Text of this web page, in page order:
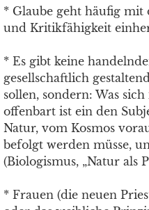
* Glaube geht häufig mit
und Kritikfähigkeit
* Es gibt keine
gesellschaftlich
sollen, sondern: Was
offenbart ist ein den
Natur, vom Kosmos
befolgt werden müsse,
(Biologismus, „Natur als
* Frauen (die neuen